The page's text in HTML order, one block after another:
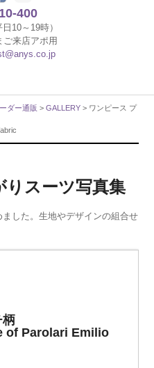
400
10～19時）
ご来店アポ用
ダー通販 >GALLERY > ワンピース プ
りスーツ写真集
した。生地やデザインの組合せ
柄
of Parolari Emilio